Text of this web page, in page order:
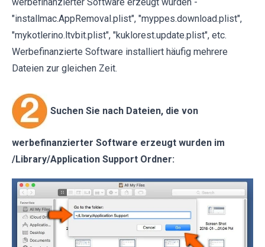
werbefinanzierter Software erzeugt wurden -
"installmac.AppRemoval.plist", "myppes.download.plist",
"mykotlerino.ltvbit.plist", "kuklorest.update.plist", etc.
Werbefinanzierte Software installiert häufig mehrere
Dateien zur gleichen Zeit.
Suchen Sie nach Dateien, die von
werbefinanzierter Software erzeugt wurden im
/Library/Application Support Ordner: